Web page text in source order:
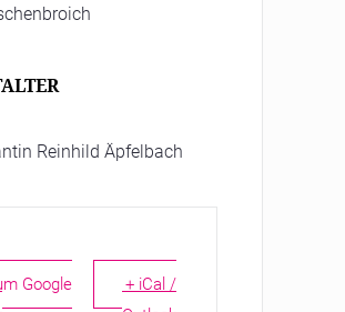
Reinhild Äpfelbach
Google
+ iCal /